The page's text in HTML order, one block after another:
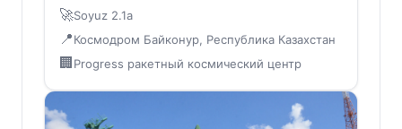
🚀Soyuz 2.1a
📍Космодром Байконур, Республика Казахстан
🏢 Progress ракетный космический центр